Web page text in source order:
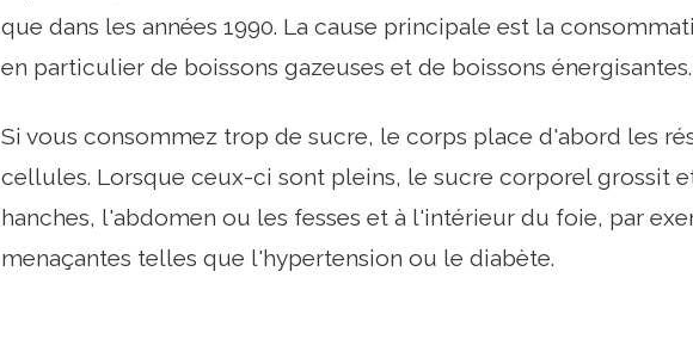
que dans les années 1990. La cause principale est la
en particulier de boissons gazeuses et de boissons énergisantes.
Si vous consommez trop de sucre, le corps place d'abord les
cellules. Lorsque ceux-ci sont pleins, le sucre corporel grossit
hanches, l'abdomen ou les fesses et à l'intérieur du foie, par
menaçantes telles que l'hypertension ou le diabète.